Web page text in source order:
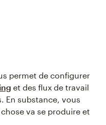
permet de configurer
et des flux de travail
En substance, vous
va se produire et